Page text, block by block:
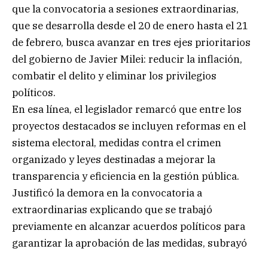
que la convocatoria a sesiones extraordinarias,
que se desarrolla desde el 20 de enero hasta el 21
de febrero, busca avanzar en tres ejes prioritarios
del gobierno de Javier Milei: reducir la inflación,
combatir el delito y eliminar los privilegios
políticos.
En esa línea, el legislador remarcó que entre los
proyectos destacados se incluyen reformas en el
sistema electoral, medidas contra el crimen
organizado y leyes destinadas a mejorar la
transparencia y eficiencia en la gestión pública.
Justificó la demora en la convocatoria a
extraordinarias explicando que se trabajó
previamente en alcanzar acuerdos políticos para
garantizar la aprobación de las medidas, subrayó